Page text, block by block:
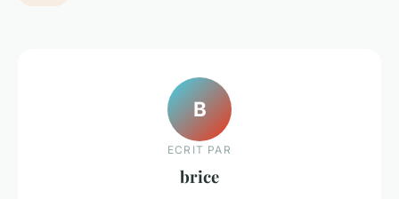
B
ECRIT PAR
brice